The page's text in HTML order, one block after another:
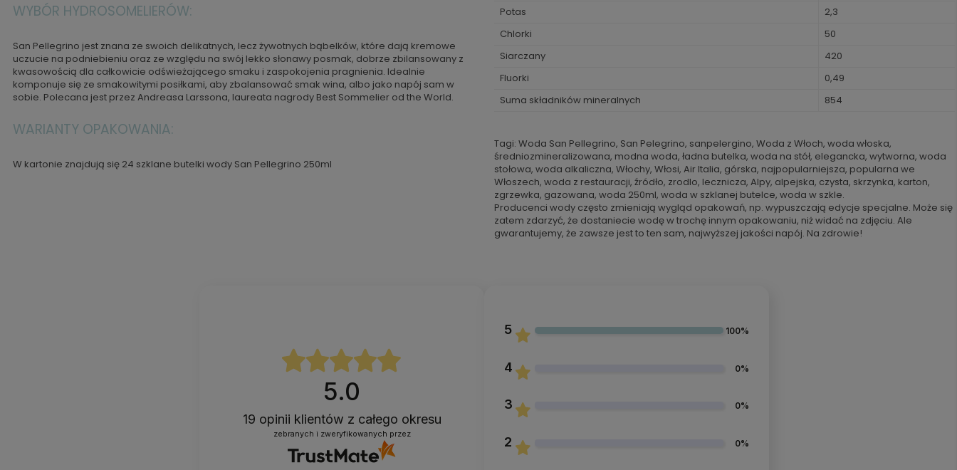
WYBÓR HYDROSOMELIERÓW:
San Pellegrino jest znana ze swoich delikatnych, lecz żywotnych bąbelków, które dają kremowe
uczucie na podniebieniu oraz ze względu na swój lekko słonawy posmak, dobrze zbilansowany z
kwasowością dla całkowicie odświeżającego smaku i zaspokojenia pragnienia. Idealnie
komponuje się ze smakowitymi posiłkami, aby zbalansować smak wina, albo jako napój sam w
sobie. Polecana jest przez Andreasa Larssona, laureata nagrody Best Sommelier od the World.
WARIANTY OPAKOWANIA:
W kartonie znajdują się 24 szklane butelki wody San Pellegrino 250ml
Potas
2,3
Chlorki
50
Siarczany
420
Fluorki
0,49
Suma składników mineralnych
854
Tagi: Woda San Pellegrino, San Pelegrino, sanpelergino, Woda z Włoch, woda włoska,
średniozmineralizowana, modna woda, ładna butelka, woda na stół, elegancka, wytworna, woda
stołowa, woda alkaliczna, Włochy, Włosi, Air Italia, górska, najpopularniejsza, popularna we
Włoszech, woda z restauracji, źródło, zrodlo, lecznicza, Alpy, alpejska, czysta, skrzynka, karton,
zgrzewka, gazowana, woda 250ml, woda w szklanej butelce, woda w szkle.
Producenci wody często zmieniają wygląd opakowań, np. wypuszczają edycje specjalne. Może się
zatem zdarzyć, że dostaniecie wodę w trochę innym opakowaniu, niż widać na zdjęciu. Ale
gwarantujemy, że zawsze jest to ten sam, najwyższej jakości napój. Na zdrowie!
5.0
19 opinii klientów z całego okresu
zebranych i zweryfikowanych przez
5 100%
4 0%
3 0%
2 0%